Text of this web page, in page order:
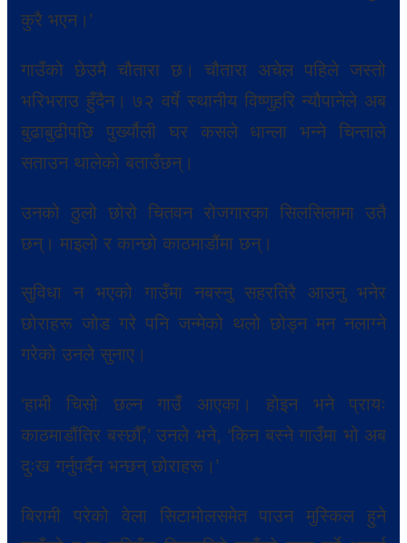
कुरै भएन।’
गाउँको छेउमै चौतारा छ। चौतारा अचेल पहिले जस्तो
भरिभराउ हुँदैन। ७२ वर्षे स्थानीय विष्णुहरि न्यौपानेले अब
बुढाबुढीपछि पुर्ख्यौली घर कसले धान्ला भन्ने चिन्ताले
सताउन थालेको बताउँछन्।
उनको ठुलो छोरो चितवन रोजगारका सिलसिलामा उतै
छन्। माइलो र कान्छो काठमाडौंमा छन्।
सुविधा न भएको गाउँमा नबस्नु सहरतिरै आउनु भनेर
छोराहरू जोड गरे पनि जन्मेको थलो छोड्न मन नलाग्ने
गरेको उनले सुनाए।
‘हामी चिसो छल्न गाउँ आएका। होइन भने प्रायः
काठमाडौंतिर बस्छौँ,’ उनले भने, ‘किन बस्ने गाउँमा भो अब
दुःख गर्नुपर्दैन भन्छन् छोराहरू।’
बिरामी परेको वेला सिटामोलसमेत पाउन मुस्किल हुने